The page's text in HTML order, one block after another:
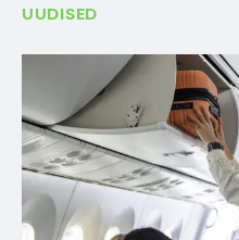
UUDISED